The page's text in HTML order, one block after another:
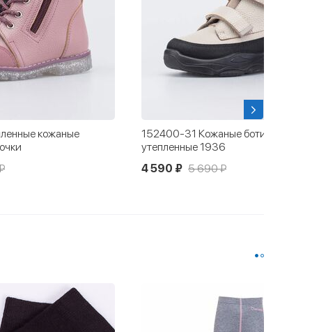
кожаные
152400-31 Кожаные ботинки
утепленные 1936
4 590 ₽ 5 690 ₽